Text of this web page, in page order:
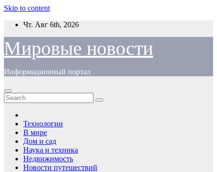
Skip to content
Чт. Авг 6th, 2026
Мировые новости
Информационный портал
Технологии
В мире
Дом и сад
Наука и техника
Недвижимость
Новости путешествий